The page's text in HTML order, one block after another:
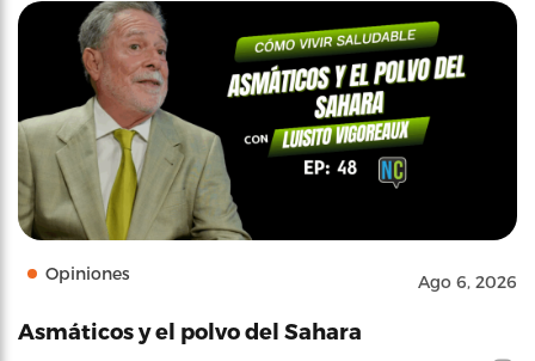
Opiniones Ago 6, 2026
Asmáticos y el polvo del Sahara